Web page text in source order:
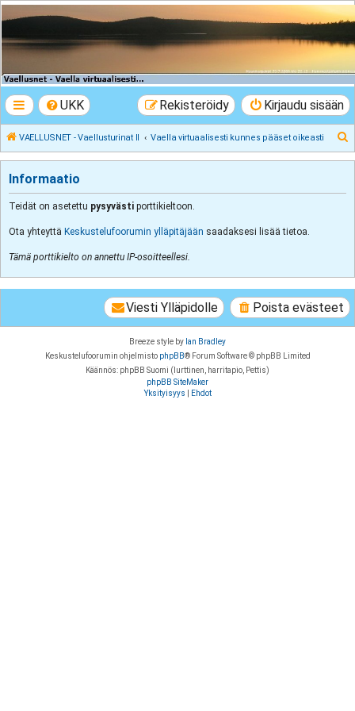
VAELLUSNET -
Vaellusturinat II
UKK Kirjaudu sisään
Rekisteröidy
VAELLUSNET - Vaellusturinat II Vaella virtuaalisesti kunnes pääset oikeasti
Informaatio
Teidät on asetettu pysyvästi porttikieltoon.
Ota yhteyttä Keskustelufoorumin ylläpitäjään saadaksesi lisää tietoa.
Tämä porttikielto on annettu IP-osoitteellesi.
Poista evästeet
Viesti Ylläpidolle
Breeze style by Ian Bradley
Keskustelufoorumin ohjelmisto phpBB® Forum Software © phpBB Limited
Käännös: phpBB Suomi (lurttinen, harritapio, Pettis)
phpBB SiteMaker
Yksityisyys
Ehdot